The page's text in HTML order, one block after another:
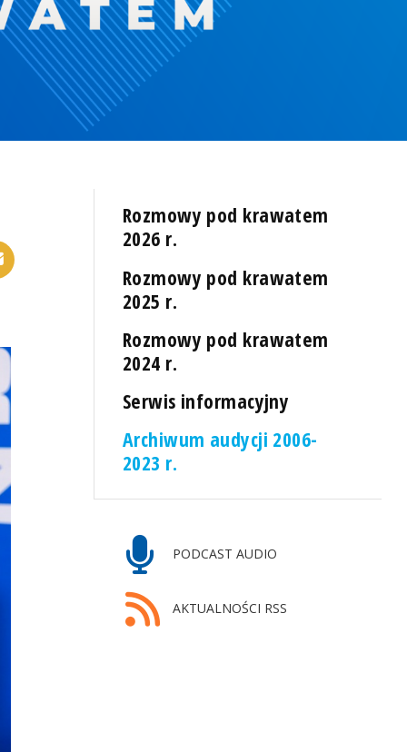
Rozmowy pod krawatem
2026 r.
Rozmowy pod krawatem
2025 r.
Rozmowy pod krawatem
2024 r.
Serwis informacyjny
Archiwum audycji 2006-
2023 r.
PODCAST AUDIO
AKTUALNOŚCI RSS